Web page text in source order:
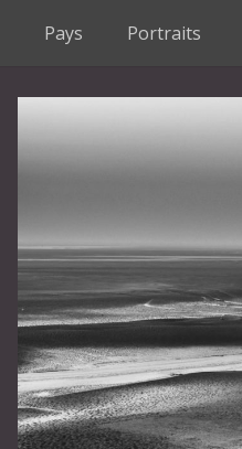
Pays Portraits